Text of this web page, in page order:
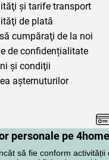
personale pe
să fie conform
şi tarife transport
de plată
cumpăraţi de la noi
de confidențialitate
şi condiţii
așternuturilor